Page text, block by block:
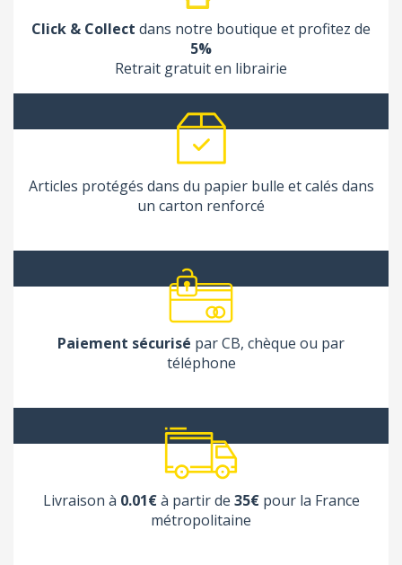
Click & Collect dans notre boutique et profitez de
5%
Retrait gratuit en librairie
Articles protégés dans du papier bulle et calés dans
un carton renforcé
Paiement sécurisé par CB, chèque ou par
téléphone
Livraison à 0.01€à partir de 35€pour la France
métropolitaine